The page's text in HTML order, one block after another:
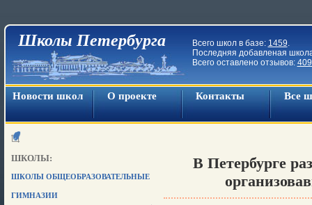
Школы Петербурга Всего школ в базе: 1459.
Последняя добавленая
Всего оставлено отзывов:
Новости школ О проекте Контакты Все
ШКОЛЫ:
ШКОЛЫ ОБЩЕОБРАЗОВАТЕЛЬНЫЕ
ГИМНАЗИИ
В Петербурге